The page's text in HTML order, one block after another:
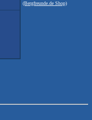
(Bergfreunde.de Shop)